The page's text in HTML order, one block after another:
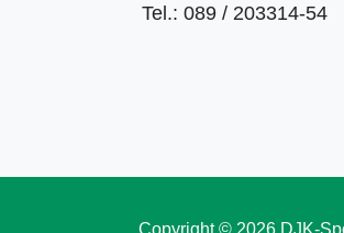
Tel.: 089 / 203314-54
Copyright © 2026 DJK-